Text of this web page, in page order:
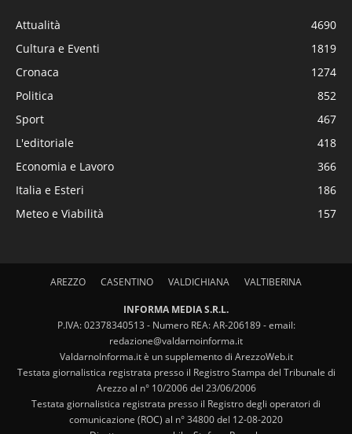
Attualità
4690
Cultura e Eventi
1819
Cronaca
1274
Politica
852
Sport
467
L'editoriale
418
Economia e Lavoro
366
Italia e Esteri
186
Meteo e Viabilità
157
AREZZO CASENTINO VALDICHIANA VALTIBERINA
INFORMA MEDIA S.R.L.
P.IVA: 02378340513 - Numero REA: AR-206189 - email:
redazione@valdarnoinforma.it
ValdarnoInforma.it è un supplemento di ArezzoWeb.it
Testata giornalistica registrata presso il Registro Stampa del Tribunale di
Arezzo al n° 10/2006 del 23/06/2006
Testata giornalistica registrata presso il Registro degli operatori di
comunicazione (ROC) al n° 34800 del 12-08-2020